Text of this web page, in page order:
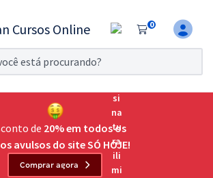
0
11
Teste grátis por 7 dias!
Até Passar
preparação para o Exame da
de 20% em todos os
avulsos do site SÓ HOJE!
Comprar agora